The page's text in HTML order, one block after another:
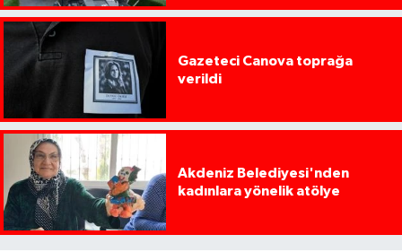
Gazeteci Canova toprağa
verildi
Akdeniz Belediyesi'nden
kadınlara yönelik atölye